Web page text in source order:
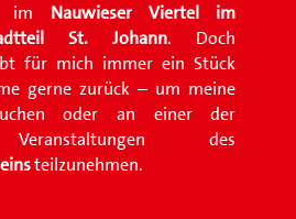
im Nauwieser Viertel im
St. Johann. Doch
für mich immer ein Stück
gerne zurück – um meine
oder an einer der
des
teilzunehmen.